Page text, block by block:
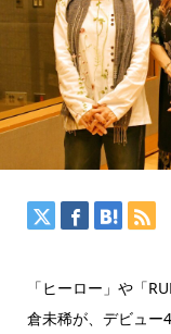
「ヒーロー」や「
倉未稀が、デビュー